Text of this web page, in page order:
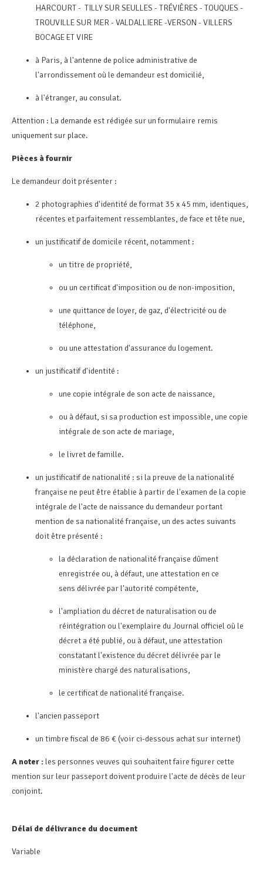
HARCOURT - TILLY SUR SEULLES - TRÉVIÈRES - TOUQUES -
TROUVILLE SUR MER - VALDALLIERE -VERSON - VILLERS
BOCAGE ET VIRE
à Paris, à l'antenne de police administrative de
l'arrondissement où le demandeur est domicilié,
à l'étranger, au consulat.
Attention : La demande est rédigée sur un formulaire remis
uniquement sur place.
Pièces à fournir
Le demandeur doit présenter :
2 photographies d'identité de format 35 x 45 mm, identiques,
récentes et parfaitement ressemblantes, de face et tête nue,
un justificatif de domicile récent, notamment :
un titre de propriété,
ou un certificat d'imposition ou de non-imposition,
une quittance de loyer, de gaz, d'électricité ou de
téléphone,
ou une attestation d'assurance du logement.
un justificatif d'identité :
une copie intégrale de son acte de naissance,
ou à défaut, si sa production est impossible, une copie
intégrale de son acte de mariage,
le livret de famille.
un justificatif de nationalité : si la preuve de la nationalité
française ne peut être établie à partir de l'examen de la copie
intégrale de l'acte de naissance du demandeur portant
mention de sa nationalité française, un des actes suivants
doit être présenté :
la déclaration de nationalité française dûment
enregistrée ou, à défaut, une attestation en ce
sens délivrée par l'autorité compétente,
l'ampliation du décret de naturalisation ou de
réintégration ou l'exemplaire du Journal officiel où le
décret a été publié, ou à défaut, une attestation
constatant l'existence du décret délivrée par le
ministère chargé des naturalisations,
le certificat de nationalité française.
l'ancien passeport
un timbre fiscal de 86 € (voir ci-dessous achat sur internet)
A noter :les personnes veuves qui souhaitent faire figurer cette
mention sur leur passeport doivent produire l'acte de décès de leur
conjoint.
Délai de délivrance du document
Variable